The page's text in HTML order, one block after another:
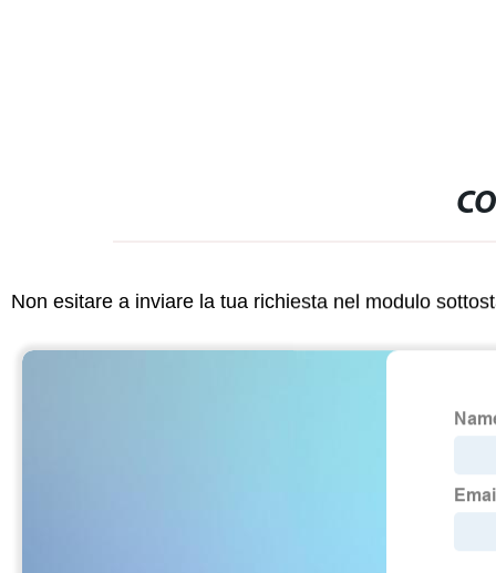
Non esitare a inviare la tua richiesta nel modulo